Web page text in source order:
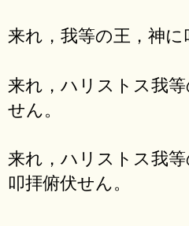
来れ，我等の王，神に
来れ，ハリストス我
せん。
来れ，ハリストス我
叩拝俯伏せん。